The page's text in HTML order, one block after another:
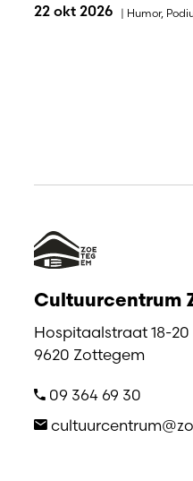
22 okt 2026 | Humor,
Cultuurcentrum
Hospitaalstraat 18-20
9620 Zottegem
09 364 69 30